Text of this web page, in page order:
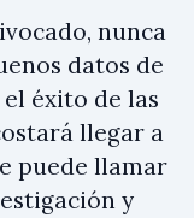
nunca
datos de
éxito de las
llegar a
puede llamar
y